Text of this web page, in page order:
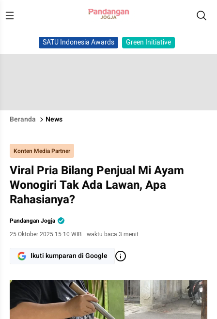
SATU Indonesia Awards Green Initiative
Beranda News
Konten Media Partner
Viral Pria Bilang Penjual Mi Ayam
Wonogiri Tak Ada Lawan, Apa
Rahasianya?
Pandangan Jogja
25 Oktober 2025 15:10 WIB · waktu baca 3 menit
Ikuti kumparan di Google